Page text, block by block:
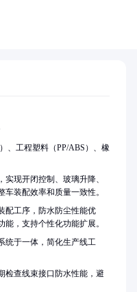
、工程塑料（PP/ABS）、橡
现开闭控制、玻璃升降、
装配效率和质量一致性。
配工序，防水防尘性能优
，支持个性化功能扩展。
统于一体，简化生产线工
检查线束接口防水性能，避